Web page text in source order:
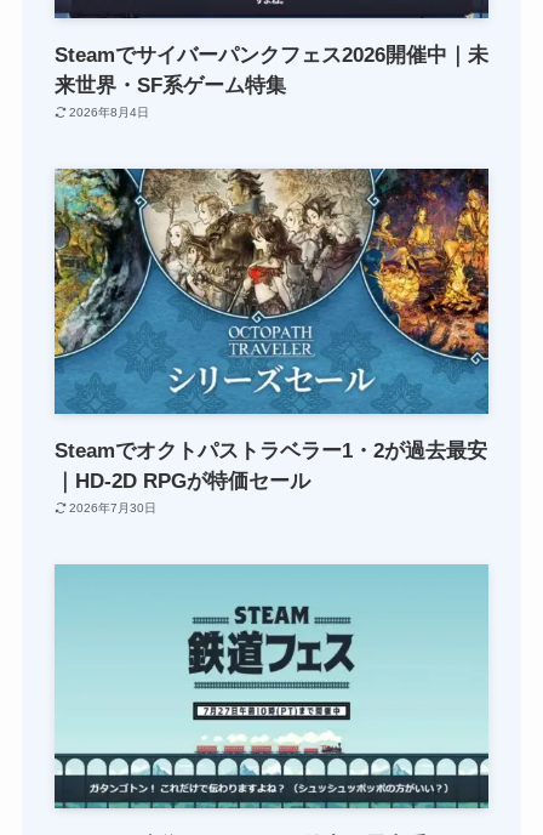
Steamでサイバーパンクフェス2026開催中｜未
来世界・SF系ゲーム特集
2026年8月4日
Steamでオクトパストラベラー1・2が過去最安
｜HD-2D RPGが特価セール
2026年7月30日